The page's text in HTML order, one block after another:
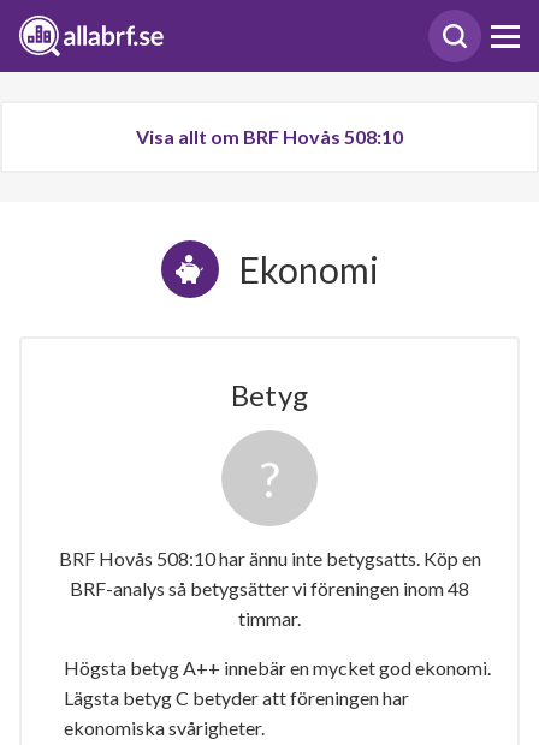
Visa allt om BRF Hovås 508:10
Ekonomi
Betyg
BRF Hovås 508:10 har ännu inte betygsatts. Köp en
BRF-analys så betygsätter vi föreningen inom 48
timmar.
Högsta betyg A++ innebär en mycket god ekonomi.
Lägsta betyg C betyder att föreningen har
ekonomiska svårigheter.